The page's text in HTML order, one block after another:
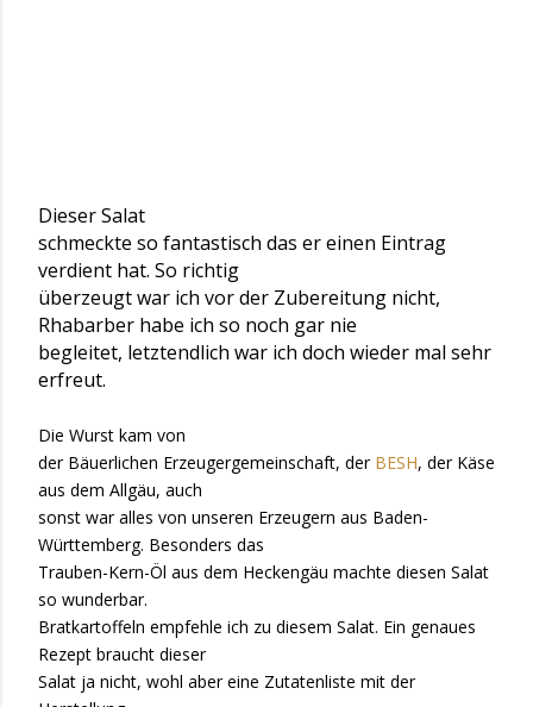
Dieser Salat
schmeckte so fantastisch das er einen Eintrag
verdient hat. So richtig
überzeugt war ich vor der Zubereitung nicht,
Rhabarber habe ich so noch gar nie
begleitet, letztendlich war ich doch wieder mal sehr
erfreut.
Die Wurst kam von
der Bäuerlichen Erzeugergemeinschaft, der BESH, der Käse
aus dem Allgäu, auch
sonst war alles von unseren Erzeugern aus Baden-
Württemberg. Besonders das
Trauben-Kern-Öl aus dem Heckengäu machte diesen Salat
so wunderbar.
Bratkartoffeln empfehle ich zu diesem Salat. Ein genaues
Rezept braucht dieser
Salat ja nicht, wohl aber eine Zutatenliste mit der